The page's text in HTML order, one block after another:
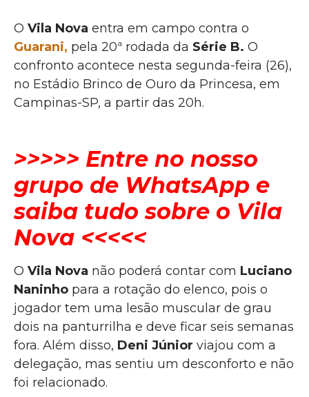
O Vila Nova entra em campo contra o
Guarani, pela 20ª rodada da Série B. O
confronto acontece nesta segunda-feira (26),
no Estádio Brinco de Ouro da Princesa, em
Campinas-SP, a partir das 20h.
>>>>> Entre no nosso
grupo de WhatsApp e
saiba tudo sobre o Vila
Nova <<<<<
O Vila Nova não poderá contar com Luciano
Naninho para a rotação do elenco, pois o
jogador tem uma lesão muscular de grau
dois na panturrilha e deve ficar seis semanas
fora. Além disso, Deni Júnior viajou com a
delegação, mas sentiu um desconforto e não
foi relacionado.